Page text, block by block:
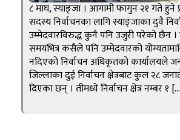
८ माघ, स्याङ्जा । आगामी फागुन २१ गते हुने
सदस्य निर्वाचनका लागि स्याङ्जाका दुवै
उम्मेदवारविरुद्ध कुनै पनि उजुरी परेको छैन
समयभित्र कसैले पनि उम्मेदवारको
नदिएको निर्वाचन अधिकृतको कार्यालयले
जिल्लाका दुई निर्वाचन क्षेत्रबाट कुल २८
दिएका छन् । तीमध्ये निर्वाचन क्षेत्र नम्बर १